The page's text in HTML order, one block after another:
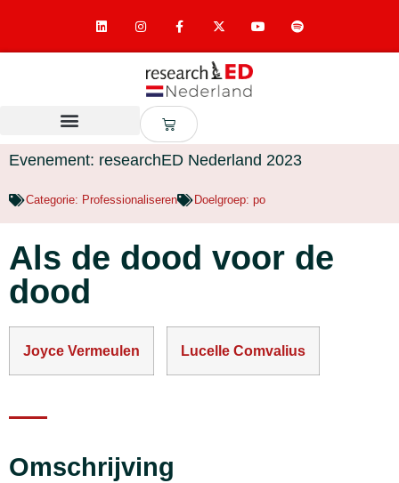
Evenement: researchED Nederland 2023
Categorie: Professionaliseren Doelgroep: po
Als de dood voor de
dood
Joyce Vermeulen Lucelle Comvalius
Omschrijving